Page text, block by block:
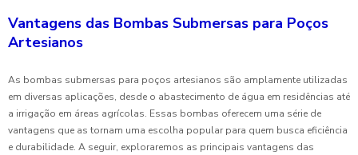
Vantagens das Bombas Submersas para Poços
Artesianos
As bombas submersas para poços artesianos são amplamente utilizadas
em diversas aplicações, desde o abastecimento de água em residências até
a irrigação em áreas agrícolas. Essas bombas oferecem uma série de
vantagens que as tornam uma escolha popular para quem busca eficiência
e durabilidade. A seguir, exploraremos as principais vantagens das